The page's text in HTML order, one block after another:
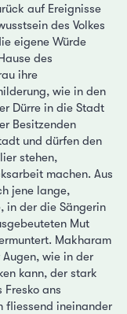
auf Ereignisse
des Volkes
eigene Würde
des
ihre
wie in den
Dürre in die Stadt
Besitzenden
und dürfen den
stehen,
machen. Aus
jene lange,
in der die Sängerin
Mut
Makharam
wie in der
kann, der stark
ans
fliessend ineinander